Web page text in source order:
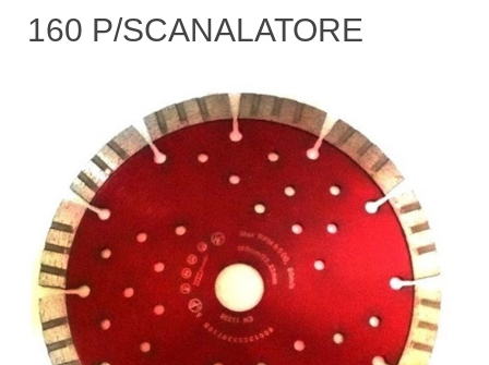
160 P/SCANALATORE